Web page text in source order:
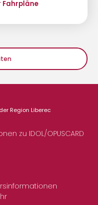
Fahrpläne
Region Liberec
zu IDOL/OPUSCARD